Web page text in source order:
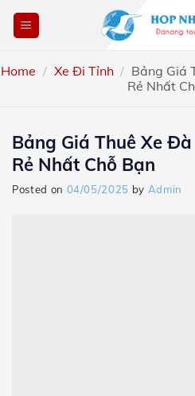
Skip
Home / Xe Đi Tỉnh / Bảng Giá
Rẻ Nhất
Bảng Giá Thuê Xe
Rẻ Nhất Chỗ Bạn
Posted on 04/05/2025 by Admin